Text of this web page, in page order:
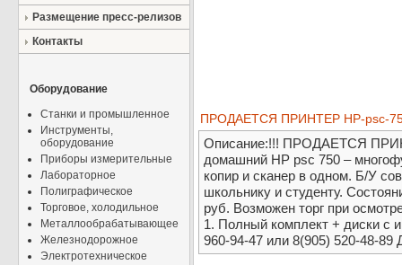
Размещение пресс-релизов
Контакты
Оборудование
Станки и промышленное
Инструменты,
оборудование
Приборы измерительные
Лабораторное
Полиграфическое
Торговое, холодильное
Металлообрабатывающее
Железнодорожное
Электротехническое
ПРОДАЕТСЯ ПРИНТЕР НР-psc-750
Описание:!!! ПРОДАЕТСЯ
домашний НР psc 750 –
копир и сканер в одном. Б/У
школьнику и студенту.
руб. Возможен торг при
1. Полный комплект + диски с
960-94-47 или 8(905) 520-48-